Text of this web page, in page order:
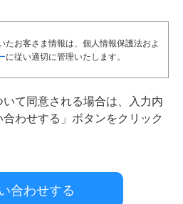
たお客さま情報は、個人情報保護法およ
に従い適切に管理いたします。
て同意される場合は、入力内
わせする」ボタンをクリック